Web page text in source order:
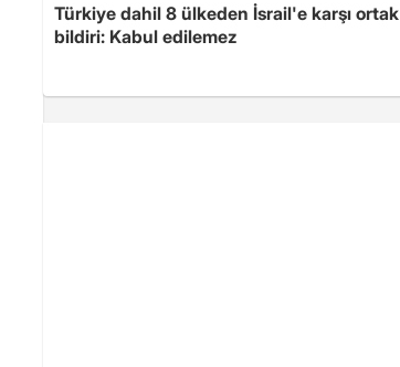
Türkiye dahil 8 ülkeden İsrail'e karşı ortak
bildiri: Kabul edilemez